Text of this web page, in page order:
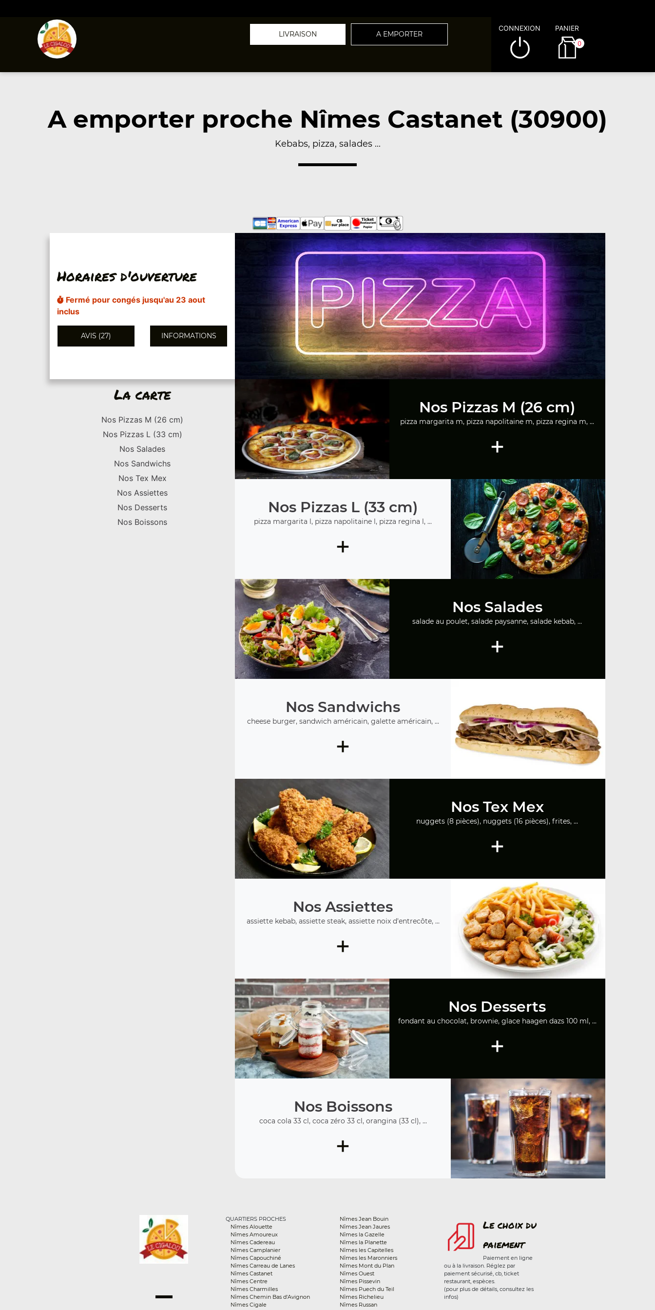
LIVRAISON A EMPORTER
CONNEXION PANIER
0
A emporter proche Nîmes Castanet (30900)
Kebabs, pizza, salades ...
Horaires d'ouverture
Fermé pour congés jusqu'au 23 aout
inclus
AVIS (27) INFORMATIONS
La carte
Nos Pizzas M (26 cm)
Nos Pizzas L (33 cm)
Nos Salades
Nos Sandwichs
Nos Tex Mex
Nos Assiettes
Nos Desserts
Nos Boissons
Nos Pizzas M (26 cm)
pizza margarita m, pizza napolitaine m, pizza regina m, ...
+
Nos Pizzas L (33 cm)
pizza margarita l, pizza napolitaine l, pizza regina l, ...
+
Nos Salades
salade au poulet, salade paysanne, salade kebab, ...
+
Nos Sandwichs
cheese burger, sandwich américain, galette américain, ...
+
Nos Tex Mex
nuggets (8 pièces), nuggets (16 pièces), frites, ...
+
Nos Assiettes
assiette kebab, assiette steak, assiette noix d'entrecôte, ...
+
Nos Desserts
fondant au chocolat, brownie, glace haagen dazs 100 ml, ...
+
Nos Boissons
coca cola 33 cl, coca zéro 33 cl, orangina (33 cl), ...
+
QUARTIERS PROCHES
Nîmes Alouette
Nîmes Amoureux
Nîmes Cadereau
Nîmes Camplanier
Nîmes Capouchiné
Nîmes Carreau de Lanes
Nîmes Castanet
Nîmes Centre
Nîmes Charmilles
Nîmes Chemin Bas d'Avignon
Nîmes Cigale
Nîmes Jean Bouin
Nîmes Jean Jaures
Nîmes la Gazelle
Nîmes la Planette
Nîmes les Capitelles
Nîmes les Maronniers
Nîmes Mont du Plan
Nîmes Ouest
Nîmes Pissevin
Nîmes Puech du Teil
Nîmes Richelieu
Nîmes Russan
Le choix du
paiement
Paiement en ligne
ou à la livraison. Réglez par
paiement sécurisé, cb, ticket
restaurant, espèces.
(pour plus de détails, consultez les
infos)